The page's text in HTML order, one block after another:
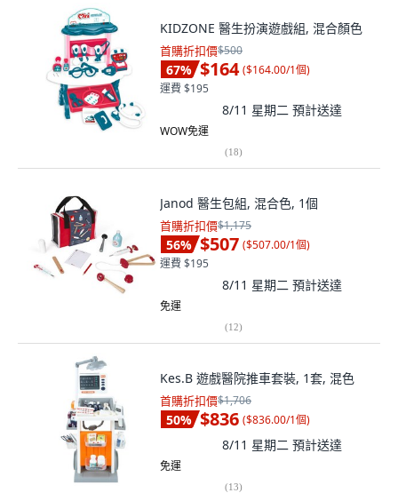
KIDZONE 醫生扮演遊戲組, 混合顏色
首購折扣價$500
67% $164 ($164.00/1個)
運費 $195
8/11 星期二 預計送達
WOW免運
(18)
Janod 醫生包組, 混合色, 1個
首購折扣價$1,175
56% $507 ($507.00/1個)
運費 $195
8/11 星期二 預計送達
免運
(12)
Kes.B 遊戲醫院推車套裝, 1套, 混色
首購折扣價$1,706
50% $836 ($836.00/1個)
8/11 星期二 預計送達
免運
(13)